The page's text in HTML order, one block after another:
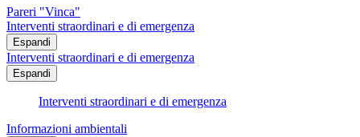
Pareri "Vinca"
Interventi straordinari e di emergenza
Espandi
Interventi straordinari e di emergenza
Espandi
Interventi straordinari e di emergenza
Informazioni ambientali